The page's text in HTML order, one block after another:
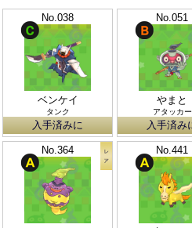
No.038
ベンケイ
タンク
入手済みに
No.051
やまと
アタッカー
入手済み
No.364 No.441